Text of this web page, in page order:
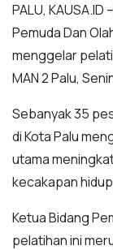
PALU,
Pemuda Dan
menggelar
MAN 2 Palu,
Sebanyak 35
di Kota Palu
utama
kecakapan
Ketua Bidang
pelatihan ini